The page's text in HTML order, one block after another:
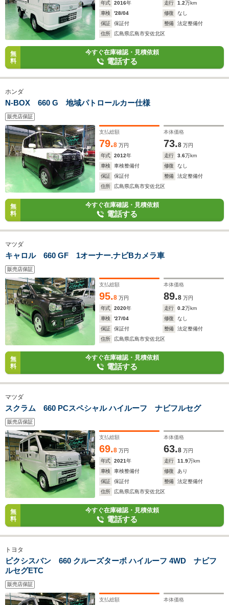
年式 2016年 走行 1.2万km
車検
'28/04 修復
なし
保証
保証付 整備
法定整備付
住所
広島県広島市安佐北区
無
料
今すぐ在庫確認・見積依頼
電話する
ホンダ
N-BOX 660 G 地域パトロールカー仕様
販売店保証
支払総額
79.8 万円
本体価格
73.8 万円
年式
2012年 走行 3.6万km
車検
車検整備付 修復
なし
保証
保証付 整備
法定整備付
住所
広島県広島市安佐北区
無
料
今すぐ在庫確認・見積依頼
電話する
マツダ
キャロル 660 GF 1オーナー.ナビBカメラ車
販売店保証
支払総額
95.8 万円
本体価格
89.8 万円
年式
2020年 走行 0.2万km
車検
'27/04 修復
なし
保証
保証付 整備
法定整備付
住所
広島県広島市安佐北区
無
料
今すぐ在庫確認・見積依頼
電話する
マツダ
スクラム 660 PCスペシャル ハイルーフ ナビフルセグ
販売店保証
支払総額
69.8 万円
本体価格
63.8 万円
年式
2021年 走行 11.9万km
車検
車検整備付 修復
あり
保証
保証付 整備
法定整備付
住所
広島県広島市安佐北区
無
料
今すぐ在庫確認・見積依頼
電話する
トヨタ
ピクシスバン 660 クルーズターボ ハイルーフ 4WD ナビフ
ルセグETC
販売店保証
支払総額 本体価格